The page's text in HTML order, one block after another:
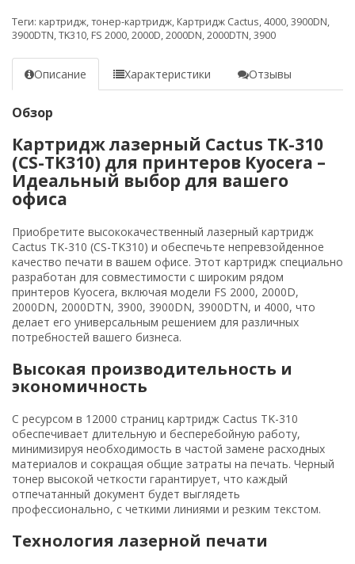
Теги: картридж,тонер-картридж, Картридж Cactus,4000,3900DN,
3900DTN,TK310, FS 2000,2000D,2000DN,2000DTN,3900
Описание Характеристики Отзывы
Обзор
Картридж лазерный Cactus TK-310
(CS-TK310) для принтеров Kyocera –
Идеальный выбор для вашего
офиса
Приобретите высококачественный лазерный картридж
Cactus TK-310 (CS-TK310) и обеспечьте непревзойденное
качество печати в вашем офисе. Этот картридж специально
разработан для совместимости с широким рядом
принтеров Kyocera, включая модели FS 2000, 2000D,
2000DN, 2000DTN, 3900, 3900DN, 3900DTN, и 4000, что
делает его универсальным решением для различных
потребностей вашего бизнеса.
Высокая производительность и
экономичность
С ресурсом в 12000 страниц картридж Cactus TK-310
обеспечивает длительную и бесперебойную работу,
минимизируя необходимость в частой замене расходных
материалов и сокращая общие затраты на печать. Черный
тонер высокой четкости гарантирует, что каждый
отпечатанный документ будет выглядеть
профессионально, с четкими линиями и резким текстом.
Технология лазерной печати